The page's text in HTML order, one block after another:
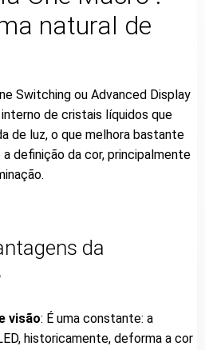
natural de
Switching ou Advanced Display
de cristais líquidos que
de luz, o que melhora bastante
a definição da cor, principalmente
da
visão: É uma constante: a
historicamente, deforma a cor